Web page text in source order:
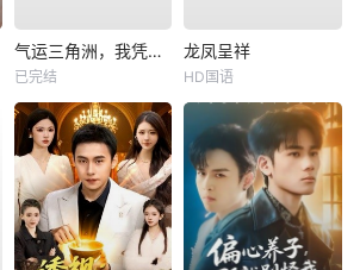
气运三角洲，我凭操作吊打全球
已完结
龙凤呈祥
HD国语